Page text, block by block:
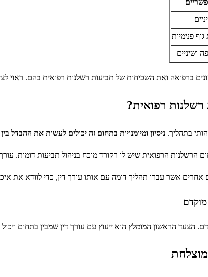
פנימיות
ושיניים
ברפואה ואת השכיחות של תביעות רשלנות רפואית בהם. ראוי
רשלנות רפואית?
בתהליך. ניסיון ומיומנויות בתחום זה יכולים לעשות את ההבדל
הרשלנות הרפואית שיש לו רקורד מוכח בניהול תביעות דומות.
אשר עברו תהליך דומה עם אותו עורך דין, כדי לוודא את
הצעד הראשון המומלץ הוא ייעוץ עם עורך דין שמבין בתחום